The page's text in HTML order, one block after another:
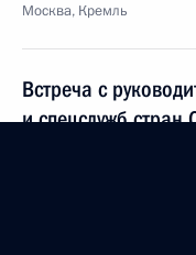
Москва, Кремль
Встреча с
и спецслужб стран